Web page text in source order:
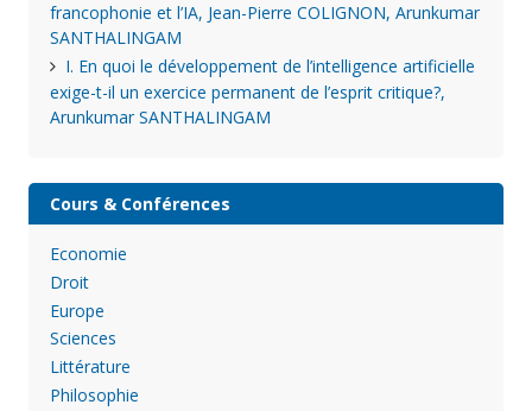
francophonie et l’IA, Jean-Pierre COLIGNON, Arunkumar
SANTHALINGAM
I. En quoi le développement de l’intelligence artificielle
exige-t-il un exercice permanent de l’esprit critique?,
Arunkumar SANTHALINGAM
Cours & Conférences
Economie
Droit
Europe
Sciences
Littérature
Philosophie